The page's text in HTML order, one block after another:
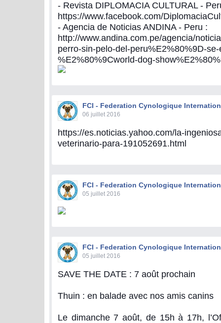
- Revista DIPLOMACIA CULTURAL -
https://www.facebook.com/
- Agencia de Noticias ANDINA - Peru :
http://www.andina.com.pe/agencia/
perro-sin-pelo-del-peru%E2%80%9D-
%E2%80%9Cworld-dog-
FCI - Federation Cynologique
06 juillet 2016
https://es.noticias.yahoo.com/la-
veterinario-para-191052691.html
FCI - Federation Cynologique
05 juillet 2016
FCI - Federation Cynologique
05 juillet 2016
SAVE THE DATE : 7 août prochain
Thuin : en balade avec nos amis canins
Le dimanche 7 août, de 15h à 17h,